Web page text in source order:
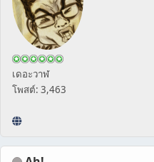
เดอะวาฬ
โพสต์: 3,463